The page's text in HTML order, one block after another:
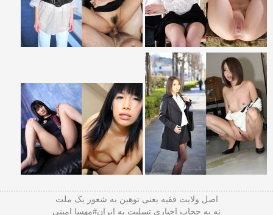
اصل ولایت فقیه یعنی‌ توهین به شعور یک ملت
نه به حجاب اجباری تسلیت به ایران#مهسا امینی